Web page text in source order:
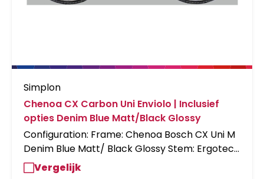
Simplon
Chenoa CX Carbon Uni Enviolo | Inclusief
opties Denim Blue Matt/Black Glossy
Configuration: Frame: Chenoa Bosch CX Uni M
Denim Blue Matt/ Black Glossy Stem: Ergotec
Swell R-Ahead Vorbau Spacers: 40mm Spacer
Vergelijk